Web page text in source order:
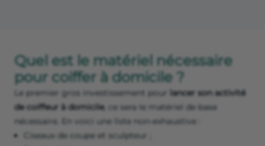
Quel est le matériel nécessaire
pour coiffer à domicile ?
Le premier gros investissement pour lancer son activité
de coiffeur à domicile, ce sera le matériel de base
nécessaire. En voici une liste non-exhaustive :
Ciseaux de coupe et sculpteur ;